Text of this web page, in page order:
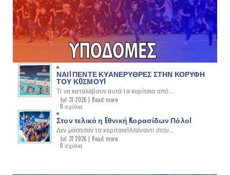
ΝΑΙ! ΠΕΝΤΕ ΚΥΑΝΕΡΥΘΡΕΣ ΣΤΗΝ ΚΟΡΥΦΗ
ΤΟΥ ΚOΣΜΟΥ!
Τι να καταλάβουν αυτά τα κορίτσια από...
Jul 31 2026 | Read more
0 σχόλια
Στον τελικό η Eθνική Kορασίδων Πόλο!
Δεν μάσησαν τα κορίτσια!Απέναντι στην...
Jul 31 2026 | Read more
0 σχόλια